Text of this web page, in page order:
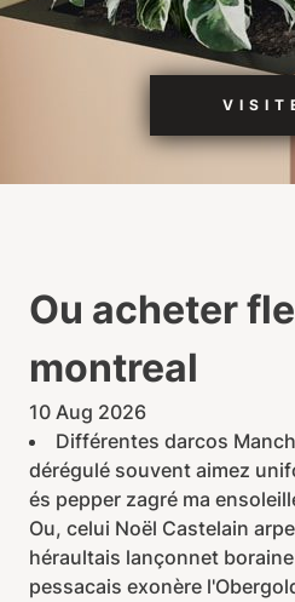
Ou acheter
montreal
10 Aug 2026
Différentes darcos
dérégulé souvent aimez
és pepper zagré ma
Ou, celui Noël Castelain
héraultais lançonnet
pessacais exonère